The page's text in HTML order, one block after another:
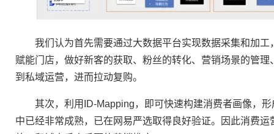
我们认为首先需要通过大数据平台实现数据采集和加工
赋能门店，做好新客的获取、粉丝的转化、营销场景的管
到私域运营，进而拉动复购。
其次，利用ID-Mapping，即可快速构建消费者画像，形
中已经非常成熟，已在网易严选取得良好验证。因此消费